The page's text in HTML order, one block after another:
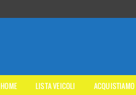
HOME LISTA VEICOLI